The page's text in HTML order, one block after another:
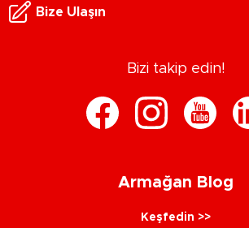
Bize Ulaşın
Bizi takip edin!
Armağan Blog
Keşfedin >>